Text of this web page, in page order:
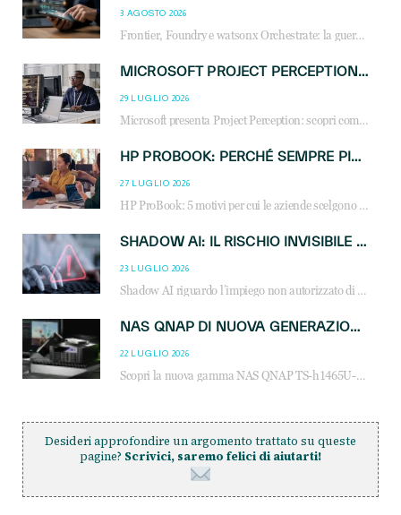
3 AGOSTO 2026
Frontier, Foundry e watsonx Orchestrate: la guerra delle piattaforme AI agent ridisegna il mercato IT. Cosa cambia per reseller, MSP e system integrator.
MICROSOFT PROJECT PERCEPTION: COME GLI AGENTI AI CAMBIERANNO SOC, CYBERSECURITY E SERVIZI MSP
29 LUGLIO 2026
Microsoft presenta Project Perception: scopri come gli agenti AI possono trasformare cybersecurity, SOC e servizi gestiti degli MSP.
HP PROBOOK: PERCHÉ SEMPRE PIÙ AZIENDE SCELGONO NOTEBOOK PROGETTATI PER IL LAVORO MODERNO
27 LUGLIO 2026
HP ProBook: 5 motivi per cui le aziende scelgono i notebook business HP per migliorare produttività, sicurezza e gestione dell’AI.
SHADOW AI: IL RISCHIO INVISIBILE CHE LE AZIENDE POSSONO GOVERNARE
23 LUGLIO 2026
Shadow AI riguardo l’impiego non autorizzato di sistemi AI all’interno dell’azienda. E’ una pratica che si diffonde a partire dai dipendenti fino ai dirigenti e mette a repentaglio la cybersecurity, con costi più elevati per le organizzazioni. Due recenti report illustrano il fenomeno e forniscono dati in merito
NAS QNAP DI NUOVA GENERAZIONE: PIÙ PRESTAZIONI, SCALABILITÀ E PROTEZIONE DEI DATI PER LE INFRASTRUTTURE IT MODERNE
22 LUGLIO 2026
Scopri la nuova gamma NAS QNAP TS-h1465U-RP, TS-h1065eU e TS-h665U: storage aziendale con ZFS, DDR5, E1.S NVMe e connettività 2.5GbE per backup, virtualizzazione e cybersecurity.
Desideri approfondire un argomento trattato su queste
pagine? Scrivici, saremo felici di aiutarti!